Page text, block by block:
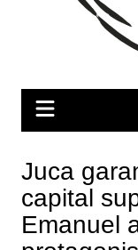
Juca
capital
Emanuel